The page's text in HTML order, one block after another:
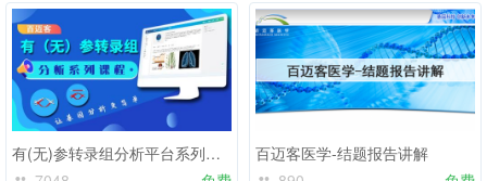
有(无)参转录组分析平台系列课程
百迈客医学-结题报告讲解